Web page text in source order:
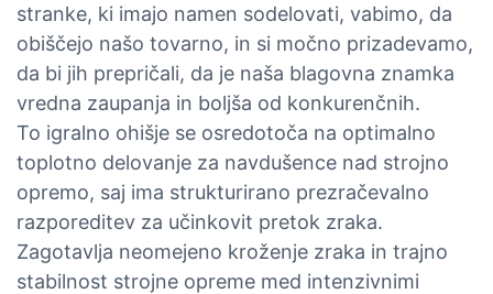
stranke, ki imajo namen sodelovati, vabimo, da
obiščejo našo tovarno, in si močno prizadevamo,
da bi jih prepričali, da je naša blagovna znamka
vredna zaupanja in boljša od konkurenčnih.
To igralno ohišje se osredotoča na optimalno
toplotno delovanje za navdušence nad strojno
opremo, saj ima strukturirano prezračevalno
razporeditev za učinkovit pretok zraka.
Zagotavlja neomejeno kroženje zraka in trajno
stabilnost strojne opreme med intenzivnimi